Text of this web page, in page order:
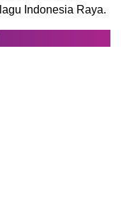
Indonesia Raya.